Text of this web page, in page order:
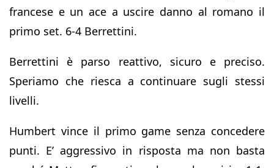
francese e un ace a uscire danno al romano il
primo set. 6-4 Berrettini.
Berrettini è parso reattivo, sicuro e preciso.
Speriamo che riesca a continuare sugli stessi
livelli.
Humbert vince il primo game senza concedere
punti. E’ aggressivo in risposta ma non basta